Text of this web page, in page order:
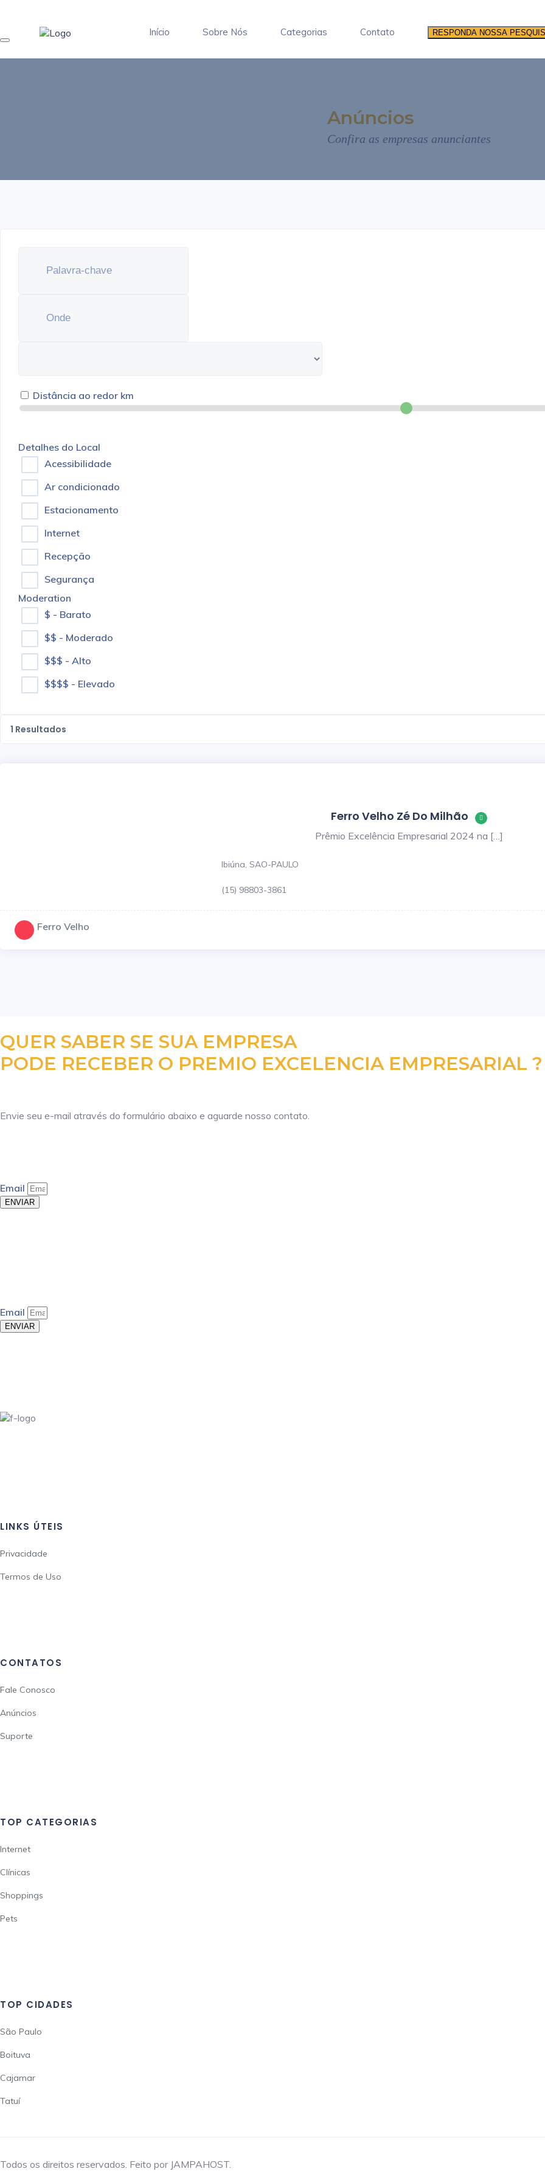
Início Sobre Nós Categorias Contato RESPONDA NOSSA
Anúncios
Confira as empresas anunciantes
Distância ao redor km
Detalhes do Local
Acessibilidade
Ar condicionado
Estacionamento
Internet
Recepção
Segurança
Moderation
$ - Barato
$$ - Moderado
$$$ - Alto
$$$$ - Elevado
1 Resultados
Ferro Velho Zé Do Milhão
Prêmio Excelência Empresarial 2024 na […]
Ibiúna, SAO-PAULO
(15) 98803-3861
Ferro Velho
QUER SABER SE SUA EMPRESA
PODE RECEBER O PREMIO EXCELENCIA EMPRESARIAL ?
Envie seu e-mail através do formulário abaixo e aguarde nosso contato.
Email
ENVIAR
Email
ENVIAR
LINKS ÚTEIS
Privacidade
Termos de Uso
CONTATOS
Fale Conosco
Anúncios
Suporte
TOP CATEGORIAS
Internet
Clínicas
Shoppings
Pets
TOP CIDADES
São Paulo
Boituva
Cajamar
Tatuí
Todos os direitos reservados. Feito por JAMPAHOST.